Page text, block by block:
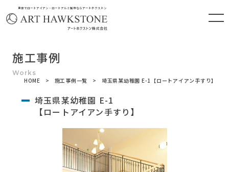
東京でロートアイアン・ロートアルミ製作ならアートホクストン
施工事例
HOME 施工事例一覧 埼玉県某幼稚園 E-1【ロートアイアン手すり】
埼玉県某幼稚園 E-1
【ロートアイアン手すり】